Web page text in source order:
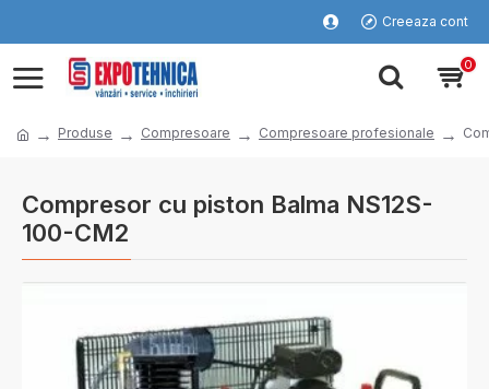
Creeaza cont
0
Produse Compresoare Compresoare profesionale
Compresor cu piston Balma NS12S-
100-CM2